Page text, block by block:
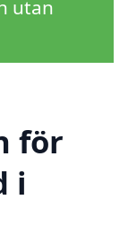
utan
för
i